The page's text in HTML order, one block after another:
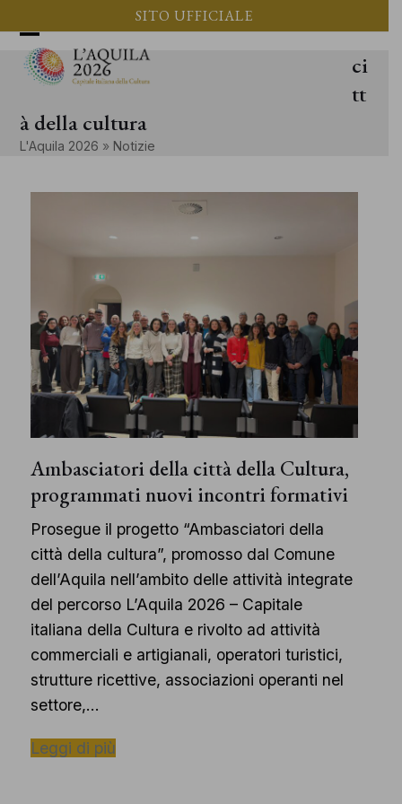
al
contenuto
SITO UFFICIALE
Apri
menu
mobile
Chiudi
menu
mobile
ci
tt
à della cultura
L'Aquila 2026 » Notizie
Ambasciatori della città della Cultura,
programmati nuovi incontri formativi
Prosegue il progetto “Ambasciatori della
città della cultura”, promosso dal Comune
dell’Aquila nell’ambito delle attività integrate
del percorso L’Aquila 2026 – Capitale
italiana della Cultura e rivolto ad attività
commerciali e artigianali, operatori turistici,
strutture ricettive, associazioni operanti nel
settore,…
Leggi di più